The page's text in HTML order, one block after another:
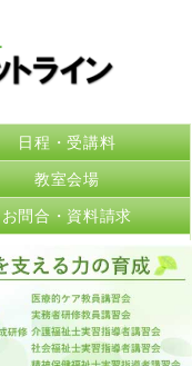
日程・受講料
教室会場
お問合・資料請求